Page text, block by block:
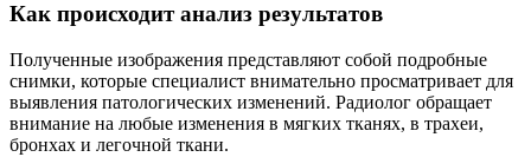
Как происходит анализ результатов
Полученные изображения представляют собой подробные
снимки, которые специалист внимательно просматривает для
выявления патологических изменений. Радиолог обращает
внимание на любые изменения в мягких тканях, в трахеи,
бронхах и легочной ткани.